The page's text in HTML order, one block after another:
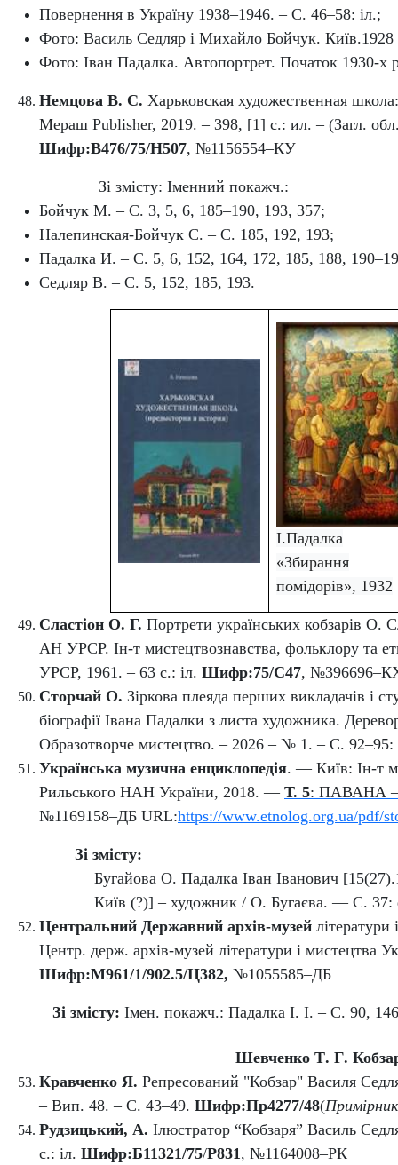
Повернення в Україну 1938–1946. – С. 46–58: іл.;
Фото: Василь Седляр і Михайло Бойчук.
Фото: Іван Падалка. Автопортрет. Початок 1930-х
Немцова В. С. Харьковская художественная
Мераш Publisher, 2019. – 398, [1] с.: ил. – (Загл.
Шифр:В476/75/Н507, №1156554–КУ
Зі змісту: Іменний покажч.:
Бойчук М. – С. 3, 5, 6, 185–190, 193, 357;
Налепинская‑Бойчук С. – С. 185, 192, 193;
Падалка И. – С. 5, 6, 152, 164, 172, 185, 188,
Седляр В. – С. 5, 152, 185, 193.
І.Падалка
«Збирання
помідорів», 1932
Сластіон О. Г. Портрети українських кобзарiв О.
АН УРСР. Ін-т мистецтвознавства, фольклору та
УРСР, 1961. – 63 с.: іл. Шифр:75/С47,
Сторчай О. Зіркова плеяда перших викладачів і
біографії Івана Падалки з листа художника.
Образотворче мистецтво. – 2026 – № 1. – С.
Українська музична енциклопедія. — Київ: Ін-т
Рильського НАН України, 2018. — Т. 5: ПАВАНА
№1169158–ДБ URL:https://www.etnolog.org.ua/pdf/
Зі змісту:
Бугайова О. Падалка Іван Іванович
Київ (?)] – художник / О. Бугаєва. — С. 37:
Центральний Державний архів-музей
Центр. держ. архів-музей літератури і мистецтва
Шифр:М961/1/902.5/Ц382, №1055585–ДБ
Зі змісту: Імен. покажч.: Падалка І. І. – С. 90,
Шевченко Т. Г.
Кравченко Я. Репресований "Кобзар" Василя
– Вип. 48. – С. 43–49. Шифр:Пр4277/48(
Рудзицький, А. Ілюстратор “Кобзаря” Василь
с.: іл. Шифр:Б11321/75/Р831, №1164008–РК